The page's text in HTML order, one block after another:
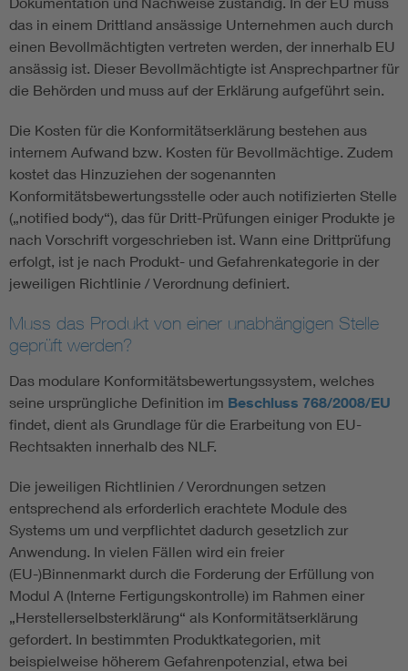
das in einem Drittland ansässige Unternehmen auch durch
einen Bevollmächtigten vertreten werden, der innerhalb EU
ansässig ist. Dieser Bevollmächtigte ist Ansprechpartner für
die Behörden und muss auf der Erklärung aufgeführt sein.
Die Kosten für die Konformitätserklärung bestehen aus
internem Aufwand bzw. Kosten für Bevollmächtige. Zudem
kostet das Hinzuziehen der sogenannten
Konformitätsbewertungsstelle oder auch notifizierten Stelle
(„notified body“), das für Dritt-Prüfungen einiger Produkte je
nach Vorschrift vorgeschrieben ist. Wann eine Drittprüfung
erfolgt, ist je nach Produkt- und Gefahrenkategorie in der
jeweiligen Richtlinie / Verordnung definiert.
Muss das Produkt von einer unabhängigen Stelle
geprüft werden?
Das modulare Konformitätsbewertungssystem, welches
seine ursprüngliche Definition im Beschluss 768/2008/EU
findet, dient als Grundlage für die Erarbeitung von EU-
Rechtsakten innerhalb des NLF.
Die jeweiligen Richtlinien / Verordnungen setzen
entsprechend als erforderlich erachtete Module des
Systems um und verpflichtet dadurch gesetzlich zur
Anwendung. In vielen Fällen wird ein freier
(EU-)Binnenmarkt durch die Forderung der Erfüllung von
Modul A (Interne Fertigungskontrolle) im Rahmen einer
„Herstellerselbsterklärung“ als Konformitätserklärung
gefordert. In bestimmten Produktkategorien, mit
beispielweise höherem Gefahrenpotenzial, etwa bei